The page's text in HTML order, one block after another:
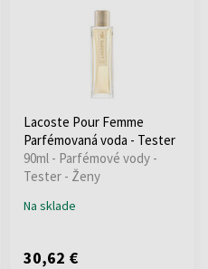
Lacoste Pour Femme
Parfémovaná voda - Tester
90ml - Parfémové vody -
Tester - Ženy
Na sklade
30,62 €